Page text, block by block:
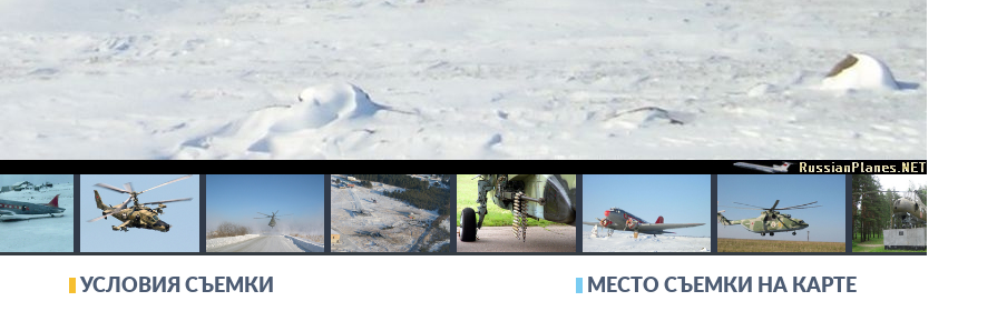
УСЛОВИЯ СЪЕМКИ МЕСТО СЪЕМКИ НА КАРТЕ